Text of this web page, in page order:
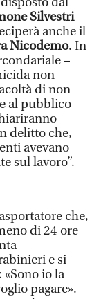
Silvestri
anche il
Nicodemo. In
–
non
di non
al pubblico
delitto che,
avevano
sul lavoro”.
che,
di 24 ore
e si
io la
pagare».